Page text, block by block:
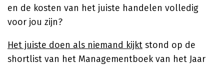
en de kosten van het juiste handelen volledig
voor jou zijn?
Het juiste doen als niemand kijkt stond op de
shortlist van het Managementboek van het Jaar